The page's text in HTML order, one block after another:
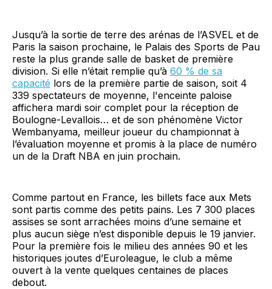
Jusqu’à la sortie de terre des arénas de l’ASVEL et de
Paris la saison prochaine, le Palais des Sports de Pau
reste la plus grande salle de basket de première
division. Si elle n’était remplie qu’à 60 % de sa
capacité lors de la première partie de saison, soit 4
339 spectateurs de moyenne, l'enceinte paloise
affichera mardi soir complet pour la réception de
Boulogne-Levallois… et de son phénomène Victor
Wembanyama, meilleur joueur du championnat à
l’évaluation moyenne et promis à la place de numéro
un de la Draft NBA en juin prochain.
Comme partout en France, les billets face aux Mets
sont partis comme des petits pains. Les 7 300 places
assises se sont arrachées moins d’une semaine et
plus aucun siège n’est disponible depuis le 19 janvier.
Pour la première fois le milieu des années 90 et les
historiques joutes d’Euroleague, le club a même
ouvert à la vente quelques centaines de places
debout.